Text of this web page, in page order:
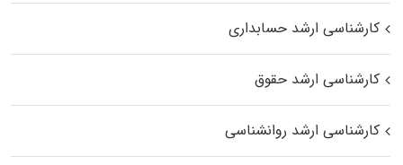
کارشناسی ارشد حسابداری
کارشناسی ارشد حقوق
کارشناسی ارشد روانشناسی